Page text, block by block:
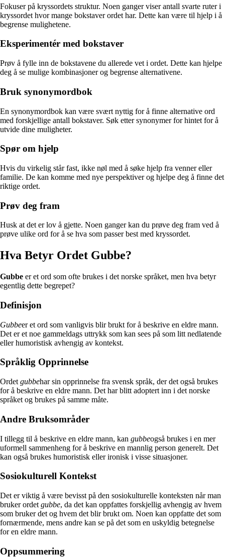
Fokuser på kryssordets struktur. Noen ganger viser antall svarte ruter i
kryssordet hvor mange bokstaver ordet har. Dette kan være til hjelp i å
begrense mulighetene.
Eksperimentér med bokstaver
Prøv å fylle inn de bokstavene du allerede vet i ordet. Dette kan hjelpe
deg å se mulige kombinasjoner og begrense alternativene.
Bruk synonymordbok
En synonymordbok kan være svært nyttig for å finne alternative ord
med forskjellige antall bokstaver. Søk etter synonymer for hintet for å
utvide dine muligheter.
Spør om hjelp
Hvis du virkelig står fast, ikke nøl med å søke hjelp fra venner eller
familie. De kan komme med nye perspektiver og hjelpe deg å finne det
riktige ordet.
Prøv deg fram
Husk at det er lov å gjette. Noen ganger kan du prøve deg fram ved å
prøve ulike ord for å se hva som passer best med kryssordet.
Hva Betyr Ordet Gubbe?
Gubbe er et ord som ofte brukes i det norske språket, men hva betyr
egentlig dette begrepet?
Definisjon
Gubbeer et ord som vanligvis blir brukt for å beskrive en eldre mann.
Det er et noe gammeldags uttrykk som kan sees på som litt nedlatende
eller humoristisk avhengig av kontekst.
Språklig Opprinnelse
Ordet gubbehar sin opprinnelse fra svensk språk, der det også brukes
for å beskrive en eldre mann. Det har blitt adoptert inn i det norske
språket og brukes på samme måte.
Andre Bruksområder
I tillegg til å beskrive en eldre mann, kan gubbeogså brukes i en mer
uformell sammenheng for å beskrive en mannlig person generelt. Det
kan også brukes humoristisk eller ironisk i visse situasjoner.
Sosiokulturell Kontekst
Det er viktig å være bevisst på den sosiokulturelle konteksten når man
bruker ordet gubbe, da det kan oppfattes forskjellig avhengig av hvem
som bruker det og hvem det blir brukt om. Noen kan oppfatte det som
fornærmende, mens andre kan se på det som en uskyldig betegnelse
for en eldre mann.
Oppsummering